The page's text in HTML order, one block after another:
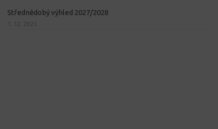
Střednědobý výhled 2027/2028
1. 12. 2025